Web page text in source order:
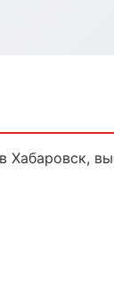
Хабаровск,